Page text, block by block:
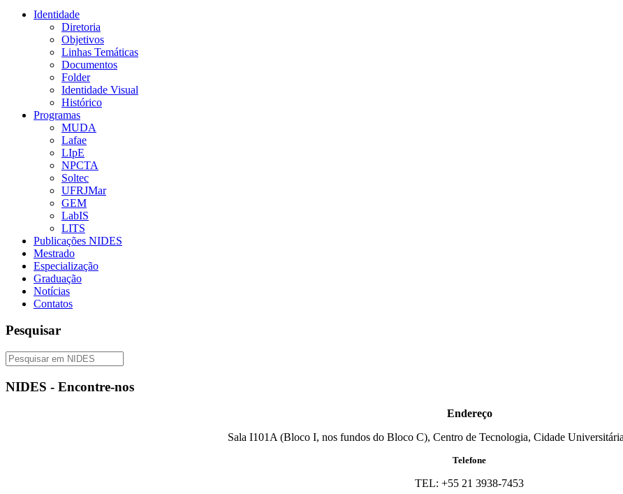
Identidade
Diretoria
Objetivos
Linhas Temáticas
Documentos
Folder
Identidade Visual
Histórico
Programas
MUDA
Lafae
LIpE
NPCTA
Soltec
UFRJMar
GEM
LabIS
LITS
Publicações NIDES
Mestrado
Especialização
Graduação
Notícias
Contatos
Pesquisar
NIDES - Encontre-nos
Endereço
Sala I101A (Bloco I, nos fundos do Bloco C), Centro de Tecnologia, Cidade
Telefone
TEL: +55 21 3938-7453